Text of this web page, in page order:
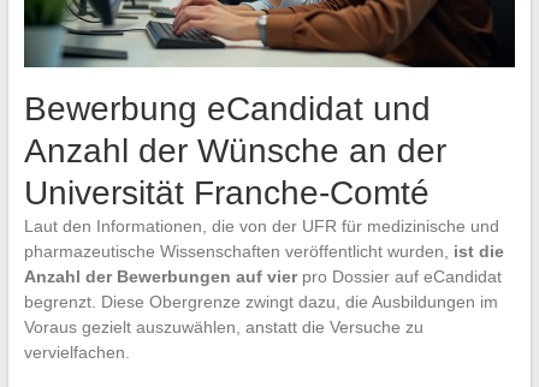
Bewerbung eCandidat und
Anzahl der Wünsche an der
Universität Franche-Comté
Laut den Informationen, die von der UFR für medizinische und
pharmazeutische Wissenschaften veröffentlicht wurden, ist die
Anzahl der Bewerbungen auf vierpro Dossier auf eCandidat
begrenzt. Diese Obergrenze zwingt dazu, die Ausbildungen im
Voraus gezielt auszuwählen, anstatt die Versuche zu
vervielfachen.